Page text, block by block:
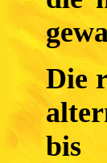
Die
bis